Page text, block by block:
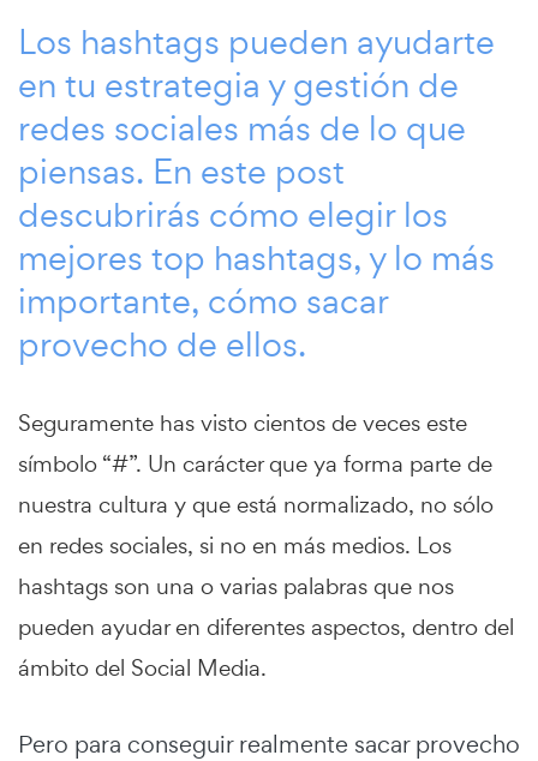
Los hashtags pueden ayudarte
en tu estrategia ygestión de
redes sociales más de lo que
piensas. En este post
descubrirás cómo elegir los
mejores top hashtags, y lo más
importante, cómo sacar
provecho de ellos.
Seguramente has visto cientos de veces este
símbolo “#”. Un carácter que ya forma parte de
nuestra cultura y que está normalizado, no sólo
en redes sociales, si no en más medios. Los
hashtags son una o varias palabras que nos
pueden ayudar en diferentes aspectos, dentro del
ámbito del Social Media.
Pero para conseguir realmente sacar provecho